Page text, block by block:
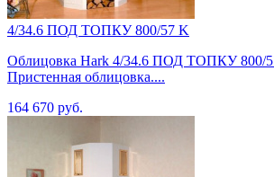
4/34.6 ПОД ТОПКУ 800/57 K
Облицовка Hark 4/34.6 ПОД ТОПКУ 800/
Пристенная облицовка....
164 670 руб.